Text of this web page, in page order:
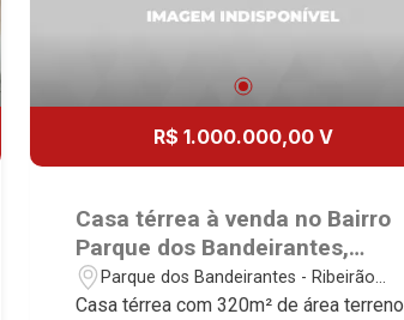
R$ 1.000.000,00 V
Casa térrea à venda no Bairro
Parque dos Bandeirantes,
próximo à Av. Treze de Maio -
Ribeirão Preto/SP.
Parque dos Bandeirantes - Ribeirão
Preto/SP
Casa térrea com 320m² de área terreno